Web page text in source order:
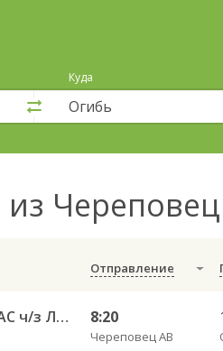
Куда
из
Отправление
Череповец АВ — Устюжна АС ч/з Лентьево АС - 750 8:20
Череповец АВ